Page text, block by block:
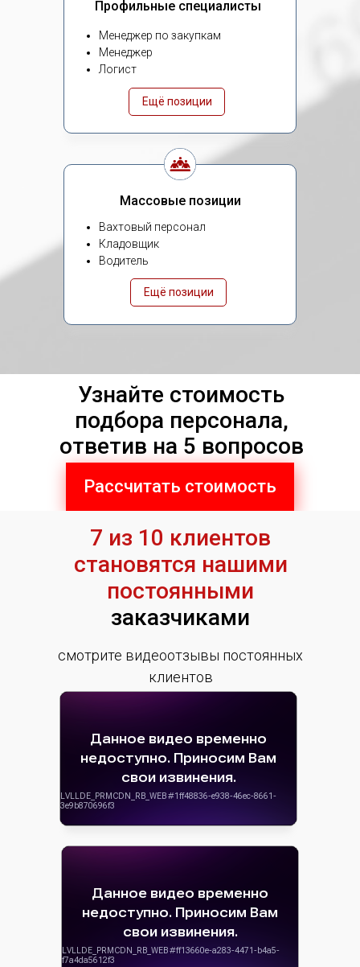
Профильные специалисты
Менеджер по закупкам
Менеджер
Логист
Ещё позиции
Массовые позиции
Вахтовый персонал
Кладовщик
Водитель
Ещё позиции
Узнайте стоимость
подбора персонала,
ответив на 5 вопросов
Рассчитать стоимость
7 из 10 клиентов
становятся нашими
постоянными
заказчиками
смотрите видеоотзывы постоянных
клиентов